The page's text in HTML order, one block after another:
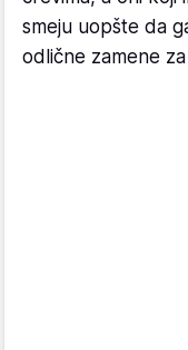
smeju uopšte da
odlične zamene